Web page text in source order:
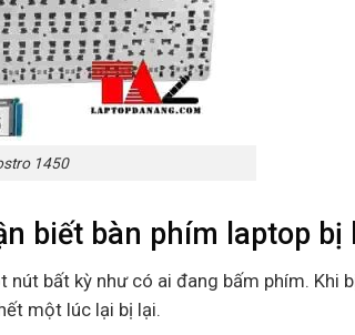
1450
biết bàn phím laptop bị
bất kỳ như có ai đang bấm phím. Khi
một lúc lại bị lại.